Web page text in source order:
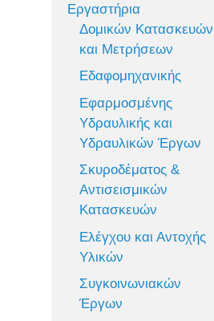
Εργαστήρια
Δομικών Κατασκευών
και Μετρήσεων
Εδαφομηχανικής
Εφαρμοσμένης
Υδραυλικής και
Υδραυλικών Έργων
Σκυροδέματος &
Αντισεισμικών
Κατασκευών
Ελέγχου και Αντοχής
Υλικών
Συγκοινωνιακών
Έργων